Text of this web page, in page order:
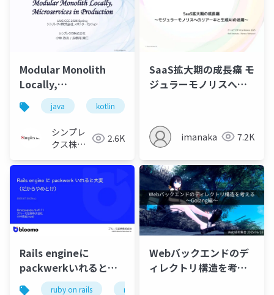
Modular Monolith
Locally,
Microservices in
Production
java kotlin
シンプレ
クス株式
2.6K
SaaS拡大期の成長痛 モ
ジュラーモノリスへの
imanaka 7.2K
Rails engineに
packwerkいれると大
変（だからやめとけ）
ruby on rails ruby
Webバックエンドのデ
ィレクトリ構造を考え